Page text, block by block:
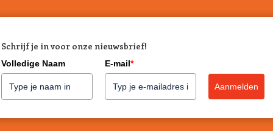
Schrijf je in voor onze nieuwsbrief!
Volledige Naam E-mail*
Aanmelden